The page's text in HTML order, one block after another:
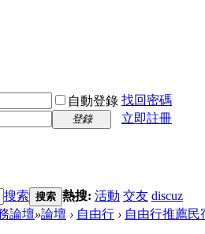
自動登錄 找回密碼
登錄
立即註冊
搜索 搜索 熱搜: 活動 交友 discuz
論壇»論壇 › 自由行 › 自由行推薦民